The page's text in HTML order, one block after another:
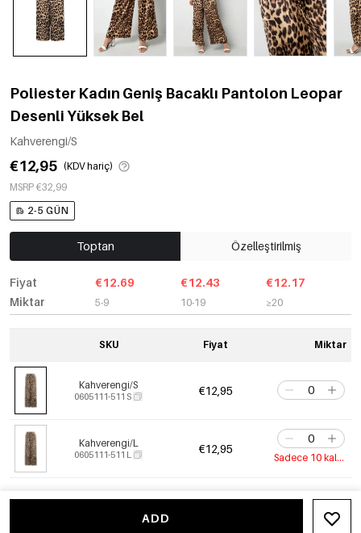
Poliester Kadın Geniş Bacaklı Pantolon Leopar
Desenli Yüksek Bel
Kahverengi/S
€12,95 (KDV hariç)
MSRP €32,99
2-5 GÜN
Toptan Özelleştirilmiş
Fiyat
Miktar
€12.69
5-9
€12.43
10-19
€12.17
≥20
SKU Fiyat Miktar
Kahverengi/S
0605111-511 S €12,95
Kahverengi/L
0605111-511 L €12,95
Sadece 10 kaldı
ADD